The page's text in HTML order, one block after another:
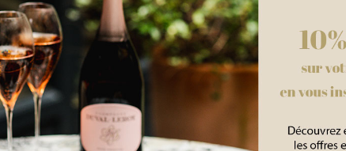
avec un approvisionnement à 40% en
des plus beaux Chardonnays : c’est plus
trésor familial que nous protégeons et
pour garantir la continuité du style
de zonage la plus fine, les micro-
la complexité des terroirs.